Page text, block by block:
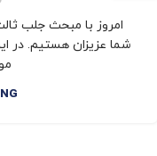
امروز با مبحث جلب
شما عزیزان هستیم. در